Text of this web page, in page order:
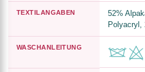
TEXTILANGABEN
52%
Polyacryl,
WASCHANLEITUNG